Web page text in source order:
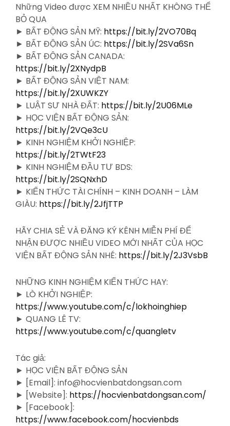
Những Video được XEM NHIỀU NHẤT KHÔNG THỂ
BỎ QUA
► BẤT ĐỘNG SẢN MỸ: https://bit.ly/2VO70Bq
► BẤT ĐỘNG SẢN ÚC: https://bit.ly/2SVa6Sn
► BẤT ĐỘNG SẢN CANADA:
https://bit.ly/2XNydpB
► BẤT ĐỘNG SẢN VIỆT NAM:
https://bit.ly/2XUWKZY
► LUẬT SƯ NHÀ ĐẤT: https://bit.ly/2U06MLe
► HỌC VIỆN BẤT ĐỘNG SẢN:
https://bit.ly/2VQe3cU
► KINH NGHIỆM KHỞI NGHIỆP:
https://bit.ly/2TWtF23
► KINH NGHIỆM ĐẦU TƯ BDS:
https://bit.ly/2SQNxhD
► KIẾN THỨC TÀI CHÍNH – KINH DOANH – LÀM
GIÀU: https://bit.ly/2JfjTTP
HÃY CHIA SẺ VÀ ĐĂNG KÝ KÊNH MIỄN PHÍ ĐỂ
NHẬN ĐƯỢC NHIỀU VIDEO MỚI NHẤT CỦA HỌC
VIỆN BẤT ĐỘNG SẢN NHÉ: https://bit.ly/2J3VsbB
NHỮNG KINH NGHIỆM KIẾN THỨC HAY:
► LÒ KHỞI NGHIỆP:
https://www.youtube.com/c/lokhoinghiep
► QUANG LÊ TV:
https://www.youtube.com/c/quangletv
Tác giả:
► HỌC VIỆN BẤT ĐỘNG SẢN
► [Email]: info@hocvienbatdongsan.com
► [Website]: https://hocvienbatdongsan.com/
► [Facebook]:
https://www.facebook.com/hocvienbds